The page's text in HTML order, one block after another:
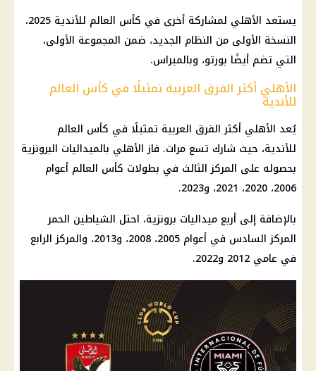
يستعد الأهلي لمشاركة أخرى في كأس العالم للأندية 2025
،
النسخة الأولى من النظام الجديد، ضمن المجموعة الأولى،
التي تضم أيضًا بورتو، وبالميراس.
الأهلي أكثر الفرق العربية تمثيلًا في كأس العالم
للأندية
يُعد الأهلي أكثر الفرق العربية تمثيلًا في كأس العالم
للأندية، حيث شارك تسع مرات. فازالأهلي بالميداليات البرونزية
بحصوله على المركز الثالث في بطولات كأس العالم أعوام
2006، 2020، 2021، و2023.
بالإضافة إلى أربع ميداليات برونزية، احتل الشياطين الحمر
المركز السادس في أعوام 2005، 2008، و2013، والمركز الرابع
في عامي 2012 و2022.